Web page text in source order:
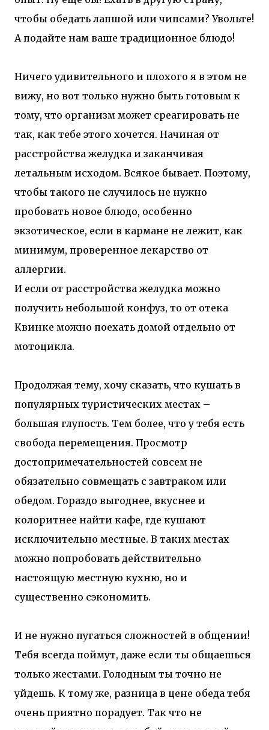
чтобы обедать лапшой или чипсами? Увольте!
А подайте нам ваше традиционное блюдо!
Ничего удивительного и плохого я в этом не
вижу, но вот только нужно быть готовым к
тому, что организм может среагировать не
так, как тебе этого хочется. Начиная от
расстройства желудка и заканчивая
летальным исходом. Всякое бывает. Поэтому,
чтобы такого не случилось не нужно
пробовать новое блюдо, особенно
экзотическое, если в кармане не лежит, как
минимум, проверенное лекарство от
аллергии.
И если от расстройства желудка можно
получить небольшой конфуз, то от отека
Квинке можно поехать домой отдельно от
мотоцикла.
Продолжая тему, хочу сказать, что кушать в
популярных туристических местах –
большая глупость. Тем более, что у тебя есть
свобода перемещения. Просмотр
достопримечательностей совсем не
обязательно совмещать с завтраком или
обедом. Гораздо выгоднее, вкуснее и
колоритнее найти кафе, где кушают
исключительно местные. В таких местах
можно попробовать действительно
настоящую местную кухню, но и
существенно сэкономить.
И не нужно пугаться сложностей в общении!
Тебя всегда поймут, даже если ты общаешься
только жестами. Голодным ты точно не
уйдешь. К тому же, разница в цене обеда тебя
очень приятно порадует. Так что не